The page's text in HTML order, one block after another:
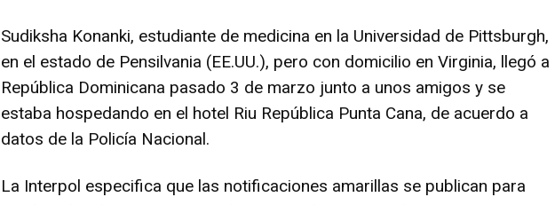
Sudiksha Konanki, estudiante de medicina en la Universidad de Pittsburgh,
en el estado de Pensilvania (EE.UU.), pero con domicilio en Virginia, llegó a
República Dominicana pasado 3 de marzo junto a unos amigos y se
estaba hospedando en el hotel Riu República Punta Cana, de acuerdo a
datos de la Policía Nacional.
La Interpol especifica que las notificaciones amarillas se publican para